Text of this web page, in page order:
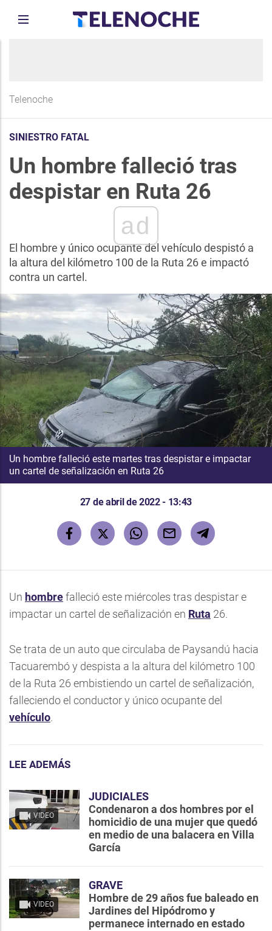
Telenoche
SINIESTRO FATAL
Un hombre falleció tras
despistar en Ruta 26
ad
El hombre y único ocupante del vehículo despistó a
la altura del kilómetro 100 de la Ruta 26 e impactó
contra un cartel.
Un hombre falleció este martes tras despistar e impactar
un cartel de señalización en Ruta 26
27 de abril de 2022 - 13:43
Un hombrefalleció este miércoles tras despistar e
impactar un cartel de señalización en Ruta 26.
Se trata de un auto que circulaba de Paysandú hacia
Tacuarembó y despista a la altura del kilómetro 100
de la Ruta 26 embistiendo un cartel de señalización,
falleciendo el conductor y único ocupante del
vehículo.
LEE ADEMÁS
VIDEO
JUDICIALES
Condenaron a dos hombres por el
homicidio de una mujer que quedó
en medio de una balacera en Villa
García
VIDEO
GRAVE
Hombre de 29 años fue baleado en
Jardines del Hipódromo y
permanece internado en estado